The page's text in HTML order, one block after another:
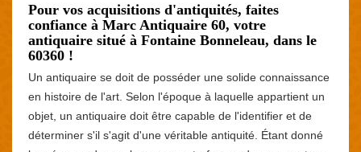
Pour vos acquisitions d'antiquités, faites
confiance à Marc Antiquaire 60, votre
antiquaire situé à Fontaine Bonneleau, dans le
60360 !
Un antiquaire se doit de posséder une solide connaissance
en histoire de l'art. Selon l'époque à laquelle appartient un
objet, un antiquaire doit être capable de l'identifier et de
déterminer s'il s'agit d'une véritable antiquité. Étant donné